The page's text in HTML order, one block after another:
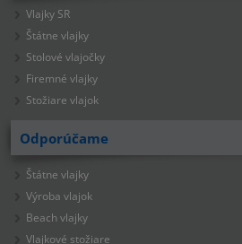
Vlajky SR
Štátne vlajky
Stolové vlajočky
Firemné vlajky
Stožiare vlajok
Odporúčame
Štátne vlajky
Výroba vlajok
Beach vlajky
Vlajkové stožiare